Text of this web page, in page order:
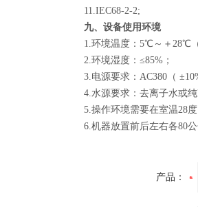
11.IEC68-2-2;
九、设备使用环境
1.环境温度：5℃～＋28℃
2.环境湿度：≤85%；
3.电源要求：AC380（
4.水源要求：去离子水或
5.操作环境需要在室温28
6.机器放置前后左右各80
产品：